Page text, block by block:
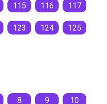
115 116 117
123 124 125
8 9 10